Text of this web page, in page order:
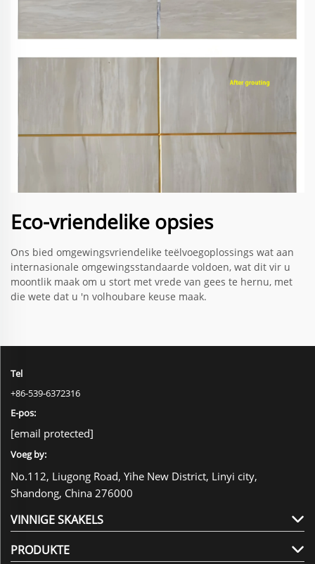
Eco-vriendelike opsies
Ons bied omgewingsvriendelike teëlvoegoplossings wat aan
internasionale omgewingsstandaarde voldoen, wat dit vir u
moontlik maak om u stort met vrede van gees te hernu, met
die wete dat u 'n volhoubare keuse maak.
Tel
+86-539-6372316
E-pos:
[email protected]
Voeg by:
No.112, Liugong Road, Yihe New District, Linyi city,
Shandong, China 276000
VINNIGE SKAKELS
PRODUKTE